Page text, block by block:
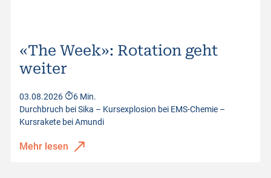
«The Week»: Rotation geht
weiter
03.08.2026
6 Min.
Durchbruch bei Sika – Kursexplosion bei EMS-Chemie –
Kursrakete bei Amundi
Mehr lesen